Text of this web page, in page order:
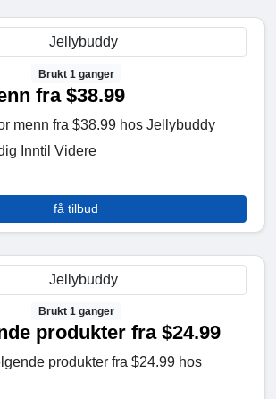
Brukt 1 ganger
fra $38.99
menn fra $38.99 hos Jellybuddy
Inntil Videre
få tilbud
Brukt 1 ganger
produkter fra $24.99
produkter fra $24.99 hos